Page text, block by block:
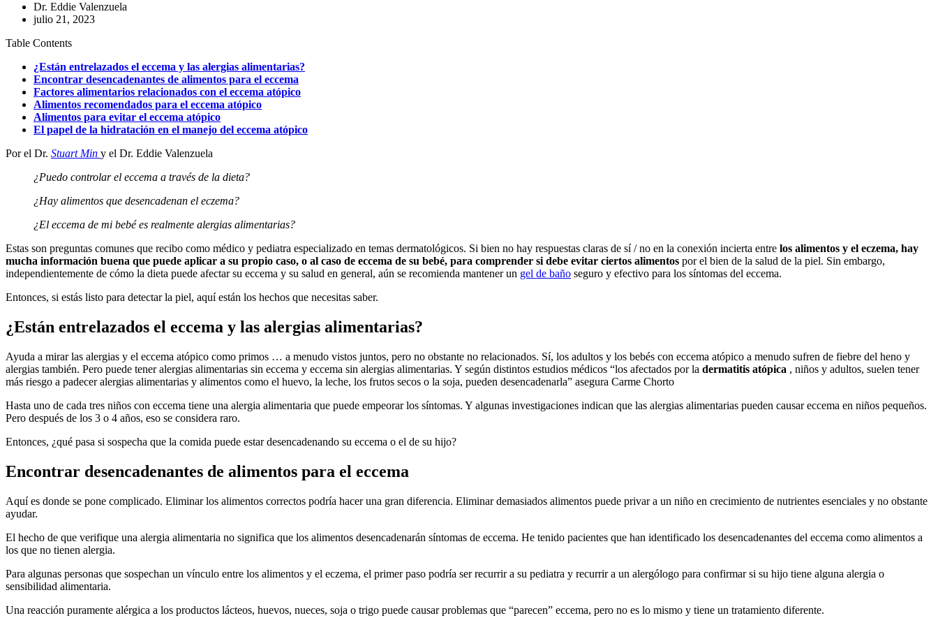
Dr. Eddie Valenzuela
julio 21, 2023
Table Contents
¿Están entrelazados el eccema y las alergias alimentarias?
Encontrar desencadenantes de alimentos para el eccema
Factores alimentarios relacionados con el eccema atópico
Alimentos recomendados para el eccema atópico
Alimentos para evitar el eccema atópico
El papel de la hidratación en el manejo del eccema atópico
Por el Dr. Stuart Min y el Dr. Eddie Valenzuela
¿Puedo controlar el eccema a través de la dieta?
¿Hay alimentos que desencadenan el eczema?
¿El eccema de mi bebé es realmente alergias alimentarias?
Estas son preguntas comunes que recibo como médico y pediatra especializado en temas dermatológicos. Si bien no hay respuestas claras de sí / no en la conexión incierta entre los alimentos y el eczema, hay
mucha información buena que puede aplicar a su propio caso, o al caso de eccema de su bebé, para comprender si debe evitar ciertos alimentos por el bien de la salud de la piel. Sin embargo,
independientemente de cómo la dieta puede afectar su eccema y su salud en general, aún se recomienda mantener un gel de baño seguro y efectivo para los síntomas del eccema.
Entonces, si estás listo para detectar la piel, aquí están los hechos que necesitas saber.
¿Están entrelazados el eccema y las alergias alimentarias?
Ayuda a mirar las alergias y el eccema atópico como primos … a menudo vistos juntos, pero no obstante no relacionados. Sí, los adultos y los bebés con eccema atópico a menudo sufren de fiebre del heno y
alergias también. Pero puede tener alergias alimentarias sin eccema y eccema sin alergias alimentarias. Y según distintos estudios médicos “los afectados por la dermatitis atópica , niños y adultos, suelen tener
más riesgo a padecer alergias alimentarias y alimentos como el huevo, la leche, los frutos secos o la soja, pueden desencadenarla” asegura Carme Chorto
Hasta uno de cada tres niños con eccema tiene una alergia alimentaria que puede empeorar los síntomas. Y algunas investigaciones indican que las alergias alimentarias pueden causar eccema en niños pequeños.
Pero después de los 3 o 4 años, eso se considera raro.
Entonces, ¿qué pasa si sospecha que la comida puede estar desencadenando su eccema o el de su hijo?
Encontrar desencadenantes de alimentos para el eccema
Aquí es donde se pone complicado. Eliminar los alimentos correctos podría hacer una gran diferencia. Eliminar demasiados alimentos puede privar a un niño en crecimiento de nutrientes esenciales y no obstante
ayudar.
El hecho de que verifique una alergia alimentaria no significa que los alimentos desencadenarán síntomas de eccema. He tenido pacientes que han identificado los desencadenantes del eccema como alimentos a
los que no tienen alergia.
Para algunas personas que sospechan un vínculo entre los alimentos y el eczema, el primer paso podría ser recurrir a su pediatra y recurrir a un alergólogo para confirmar si su hijo tiene alguna alergia o
sensibilidad alimentaria.
Una reacción puramente alérgica a los productos lácteos, huevos, nueces, soja o trigo puede causar problemas que “parecen” eccema, pero no es lo mismo y tiene un tratamiento diferente.